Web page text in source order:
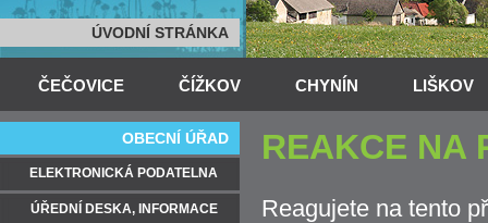
ÚVODNÍ STRÁNKA
ČEČOVICE ČÍŽKOV CHYNÍN LIŠKOV
REAKCE NA
Reagujete na tento
OBECNÍ ÚŘAD
ELEKTRONICKÁ PODATELNA
ÚŘEDNÍ DESKA, INFORMACE